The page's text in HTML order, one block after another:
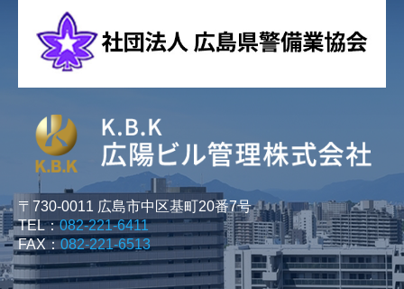
〒730-0011 広島市中区基町20番7号
TEL：082-221-6411
FAX：082-221-6513